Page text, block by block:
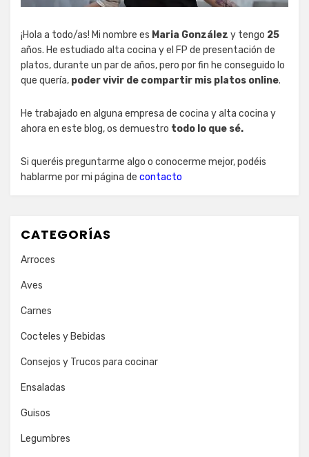
¡Hola a todo/as! Mi nombre es Maria González y tengo 25
años. He estudiado alta cocina y el FP de presentación de
platos, durante un par de años, pero por fin he conseguido lo
que quería, poder vivir de compartir mis platos online.
He trabajado en alguna empresa de cocina y alta cocina y
ahora en este blog, os demuestro todo lo que sé.
Si queréis preguntarme algo o conocerme mejor, podéis
hablarme por mi página de contacto
CATEGORÍAS
Arroces
Aves
Carnes
Cocteles y Bebidas
Consejos y Trucos para cocinar
Ensaladas
Guisos
Legumbres